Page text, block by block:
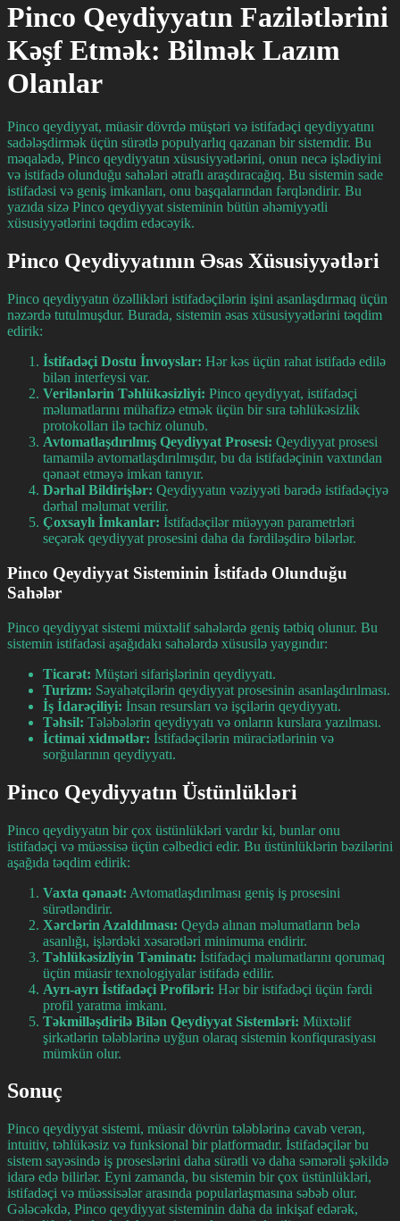
Pinco Qeydiyyatın Fazilətlərini
Kəşf Etmək: Bilmək Lazım
Olanlar
Pinco qeydiyyat, müasir dövrdə müştəri və istifadəçi qeydiyyatını
sadələşdirmək üçün sürətlə populyarlıq qazanan bir sistemdir. Bu
məqalədə, Pinco qeydiyyatın xüsusiyyətlərini, onun necə işlədiyini
və istifadə olunduğu sahələri ətraflı araşdıracağıq. Bu sistemin sade
istifadəsi və geniş imkanları, onu başqalarından fərqləndirir. Bu
yazıda sizə Pinco qeydiyyat sisteminin bütün əhəmiyyətli
xüsusiyyətlərini təqdim edəcəyik.
Pinco Qeydiyyatının Əsas Xüsusiyyətləri
Pinco qeydiyyatın özəllikləri istifadəçilərin işini asanlaşdırmaq üçün
nəzərdə tutulmuşdur. Burada, sistemin əsas xüsusiyyətlərini təqdim
edirik:
İstifadəçi Dostu İnvoyslar: Hər kəs üçün rahat istifadə edilə
bilən interfeysi var.
Verilənlərin Təhlükəsizliyi: Pinco qeydiyyat, istifadəçi
məlumatlarını mühafizə etmək üçün bir sıra təhlükəsizlik
protokolları ilə təchiz olunub.
Avtomatlaşdırılmış Qeydiyyat Prosesi: Qeydiyyat prosesi
tamamilə avtomatlaşdırılmışdır, bu da istifadəçinin vaxtından
qənaət etməyə imkan tanıyır.
Dərhal Bildirişlər: Qeydiyyatın vəziyyəti barədə istifadəçiyə
dərhal məlumat verilir.
Çoxsaylı İmkanlar: İstifadəçilər müəyyən parametrləri
seçərək qeydiyyat prosesini daha da fərdiləşdirə bilərlər.
Pinco Qeydiyyat Sisteminin İstifadə Olunduğu
Sahələr
Pinco qeydiyyat sistemi müxtəlif sahələrdə geniş tətbiq olunur. Bu
sistemin istifadəsi aşağıdakı sahələrdə xüsusilə yaygındır:
Ticarət: Müştəri sifarişlərinin qeydiyyatı.
Turizm: Səyahətçilərin qeydiyyat prosesinin asanlaşdırılması.
İş İdarəçiliyi: İnsan resursları və işçilərin qeydiyyatı.
Təhsil: Tələbələrin qeydiyyatı və onların kurslara yazılması.
İctimai xidmətlər: İstifadəçilərin müraciətlərinin və
sorğularının qeydiyyatı.
Pinco Qeydiyyatın Üstünlükləri
Pinco qeydiyyatın bir çox üstünlükləri vardır ki, bunlar onu
istifadəçi və müəssisə üçün cəlbedici edir. Bu üstünlüklərin bəzilərini
aşağıda təqdim edirik:
Vaxta qənaət: Avtomatlaşdırılması geniş iş prosesini
sürətləndirir.
Xərclərin Azaldılması: Qeydə alınan məlumatların belə
asanlığı, işlərdəki xəsarətləri minimuma endirir.
Təhlükəsizliyin Təminatı: İstifadəçi məlumatlarını qorumaq
üçün müasir texnologiyalar istifadə edilir.
Ayrı-ayrı İstifadəçi Profiləri: Hər bir istifadəçi üçün fərdi
profil yaratma imkanı.
Təkmilləşdirilə Bilən Qeydiyyat Sistemləri: Müxtəlif
şirkətlərin tələblərinə uyğun olaraq sistemin konfiqurasiyası
mümkün olur.
Sonuç
Pinco qeydiyyat sistemi, müasir dövrün tələblərinə cavab verən,
intuitiv, təhlükəsiz və funksional bir platformadır. İstifadəçilər bu
sistem sayəsində iş proseslərini daha sürətli və daha səmərəli şəkildə
idarə edə bilirlər. Eyni zamanda, bu sistemin bir çox üstünlükləri,
istifadəçi və müəssisələr arasında popularlaşmasına səbəb olur.
Gələcəkdə, Pinco qeydiyyat sisteminin daha da inkişaf edərək,